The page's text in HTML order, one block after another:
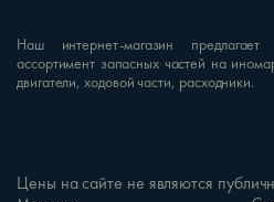
Наш интернет-магазин
ассортимент запасных частей на
двигатели, ходовой части, расходники.
Цены на сайте не являются